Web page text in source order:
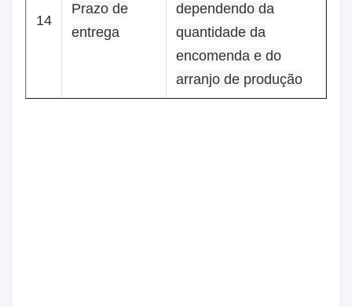
14
Prazo de
entrega
dependendo da
quantidade da
encomenda e do
arranjo de produção